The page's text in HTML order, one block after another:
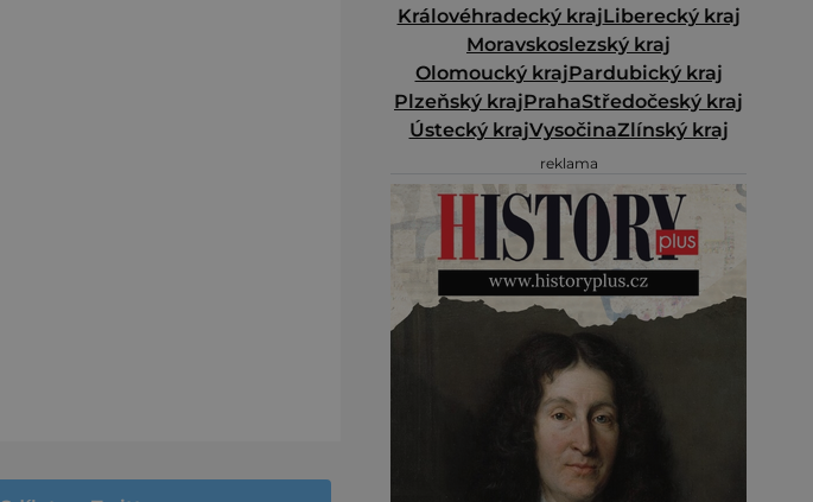
Královéhradecký krajLiberecký kraj
Moravskoslezský kraj
Olomoucký krajPardubický kraj
Plzeňský krajPrahaStředočeský kraj
Ústecký krajVysočinaZlínský kraj
reklama